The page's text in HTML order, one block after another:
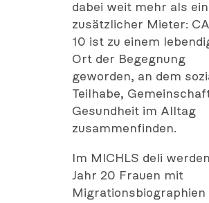
dabei weit mehr als ein
zusätzlicher Mieter:
10 ist zu einem
Ort der Begegnung
geworden, an dem
Teilhabe,
Gesundheit im Alltag
zusammenfinden.
Im MICHLS deli
Jahr 20 Frauen mit
Migrationsbiographien